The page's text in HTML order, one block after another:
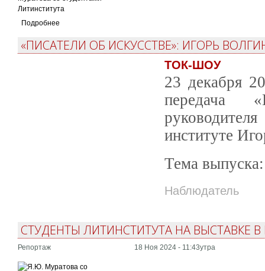
Подробнее
«ПИСАТЕЛИ ОБ ИСКУССТВЕ»: ИГОРЬ
ТОК-ШОУ
23 декабря
передача
институте
Тема
Наблюдатель
СТУДЕНТЫ ЛИТИНСТИТУТА НА ВЫСТАВКЕ
Репортаж 18 Ноя 2024 - 11:43утра